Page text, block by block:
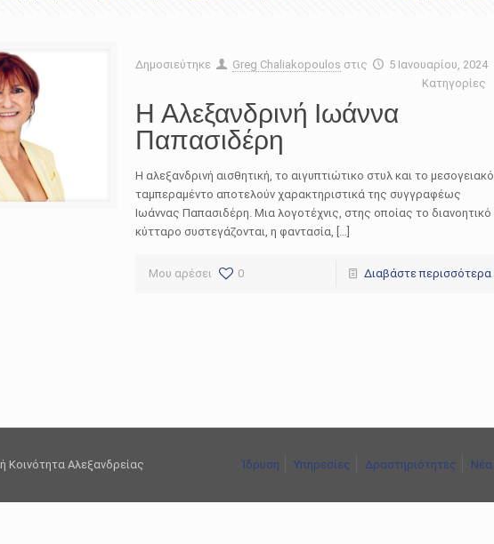
Δημοσιεύτηκε Greg Chaliakopoulos στις
5 Ιανουαρίου, 2024
Κατηγορίες
Η Αλεξανδρινή Ιωάννα
Παπασιδέρη
Η αλεξανδρινή αισθητική, το αιγυπτιώτικο στυλ και το μεσογειακό
ταμπεραμέντο αποτελούν χαρακτηριστικά της συγγραφέως
Ιωάννας Παπασιδέρη. Μια λογοτέχνις, στης οποίας το διανοητικό
κύτταρο συστεγάζονται, η φαντασία, […]
Μου αρέσει 0 Διαβάστε περισσότερα
Κοινότητα Αλεξανδρείας Ίδρυση Υπηρεσίες Δραστηριότητες Νέα